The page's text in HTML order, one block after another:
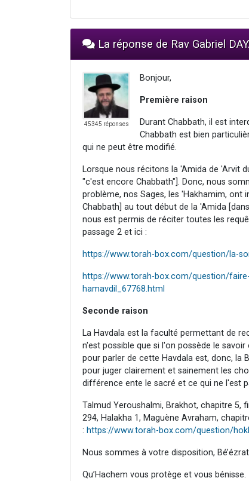
La réponse de Rav Gabriel
45345 réponses
Bonjour,
Première raison
Durant Chabbath, il est
Chabbath est bien
qui ne peut être modifié.
Lorsque nous récitons la 'Amida de 'Arvit
"c'est encore Chabbath"]. Donc, nous
problème, nos Sages, les 'Hakhamim, ont
Chabbath] au tout début de la 'Amida [dans
nous est permis de réciter toutes les
passage 2 et ici :
https://www.torah-box.com/question/la-
https://www.torah-box.com/question/
hamavdil_67768.html
Seconde raison
La Havdala est la faculté permettant de
n'est possible que si l'on possède le
pour parler de cette Havdala est, donc, la
pour juger clairement et sainement les
différence ente le sacré et ce qui ne l'est
Talmud Yeroushalmi, Brakhot, chapitre 5,
294, Halakha 1, Maguène Avraham,
: https://www.torah-box.com/question/
Nous sommes à votre disposition,
Qu’Hachem vous protège et vous bénisse.